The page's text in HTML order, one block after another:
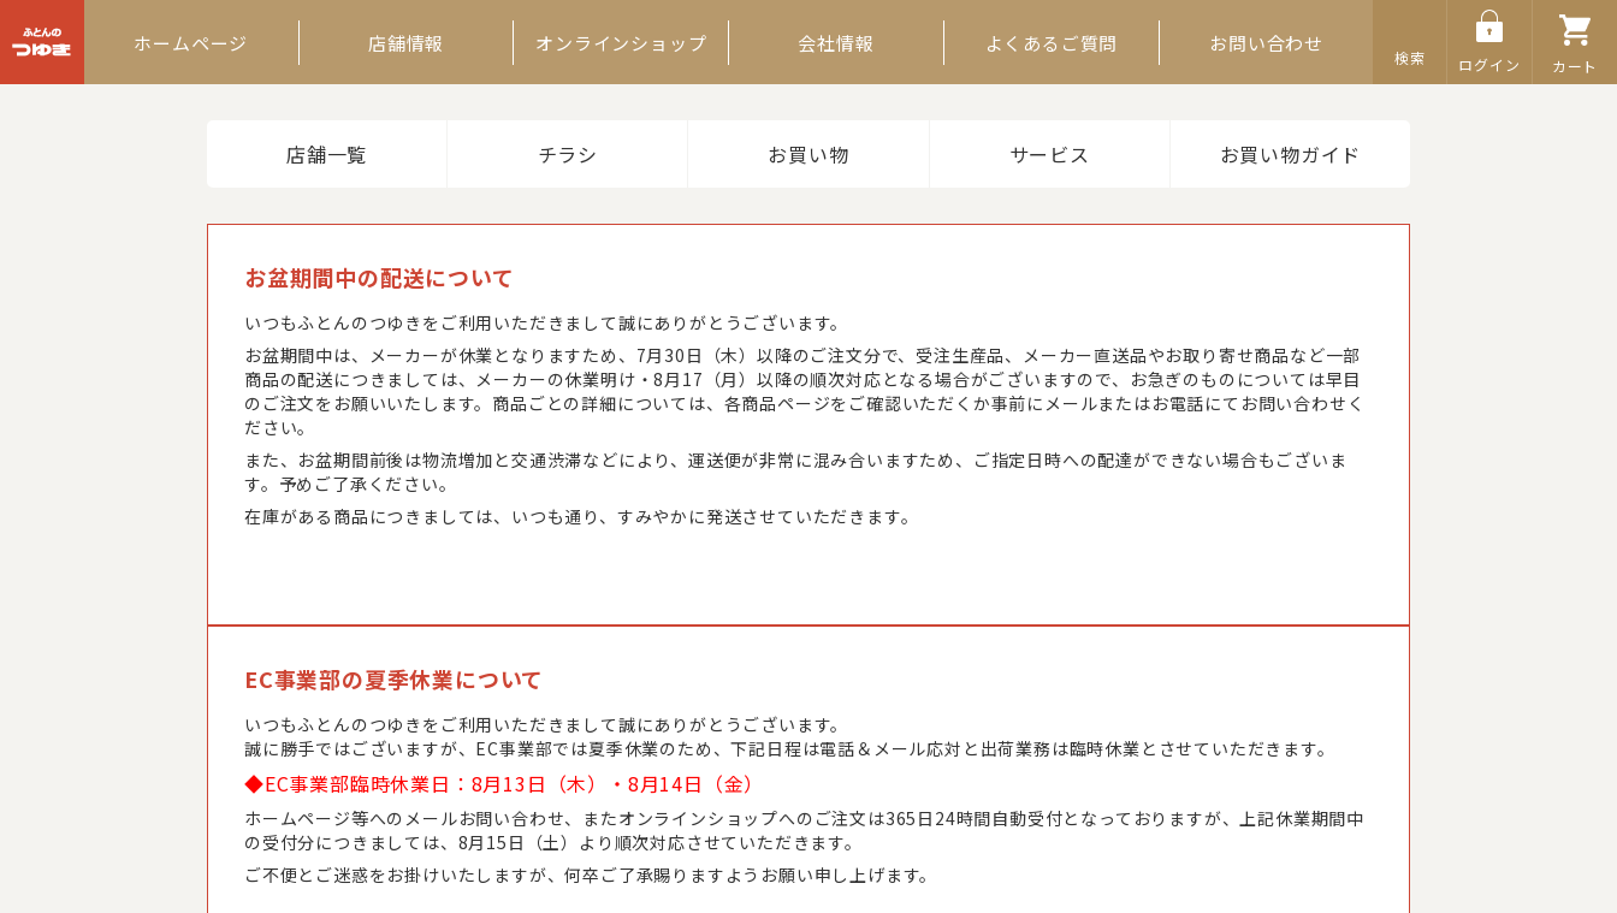
ホームページ 店舗情報 オンラインショップ 会社情報 よくあるご質問 お問い合わせ
検索 ログイン カート
店舗一覧 チラシ お買い物 サービス お買い物ガイド
お盆期間中の配送について
いつもふとんのつゆきをご利用いただきまして誠にありがとうございます。
お盆期間中は、メーカーが休業となりますため、7月30日（木）以降のご注文分で、受注生産品、メーカー直送品やお取り寄せ商品など一部
商品の配送につきましては、メーカーの休業明け・8月17（月）以降の順次対応となる場合がございますので、お急ぎのものについては早目
のご注文をお願いいたします。商品ごとの詳細については、各商品ページをご確認いただくか事前にメールまたはお電話にてお問い合わせく
ださい。
また、お盆期間前後は物流増加と交通渋滞などにより、運送便が非常に混み合いますため、ご指定日時への配達ができない場合もございま
す。予めご了承ください。
在庫がある商品につきましては、いつも通り、すみやかに発送させていただきます。
EC事業部の夏季休業について
いつもふとんのつゆきをご利用いただきまして誠にありがとうございます。
誠に勝手ではございますが、EC事業部では夏季休業のため、下記日程は電話＆メール応対と出荷業務は臨時休業とさせていただきます。
◆EC事業部臨時休業日：8月13日（木）・8月14日（金）
ホームページ等へのメールお問い合わせ、またオンラインショップへのご注文は365日24時間自動受付となっておりますが、上記休業期間中
の受付分につきましては、8月15日（土）より順次対応させていただきます。
ご不便とご迷惑をお掛けいたしますが、何卒ご了承賜りますようお願い申し上げます。